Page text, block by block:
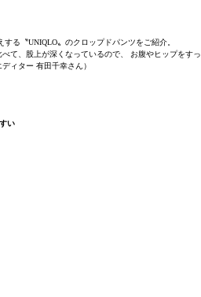
る〝UNIQLO〟のクロップドパンツをご紹介。
て、股上が深くなっているので、 お腹やヒップをすっ
ィター 有田千幸さん）
い